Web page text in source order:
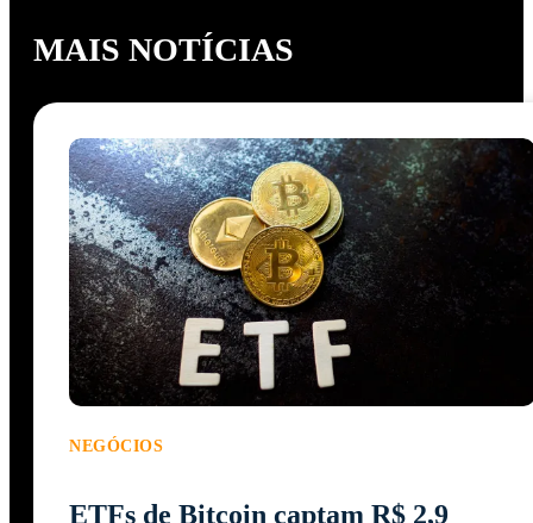
MAIS NOTÍCIAS
NEGÓCIOS
ETFs de Bitcoin captam R$ 2,9